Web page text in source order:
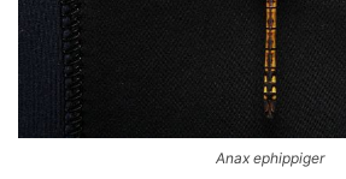
Anax ephippiger